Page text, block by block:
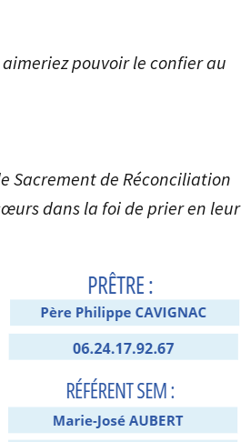
pouvoir le confier au
Sacrement de Réconciliation
dans la foi de prier en leur